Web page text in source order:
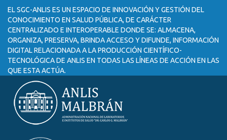
EL SGC-ANLIS ES UN ESPACIO DE INNOVACIÓN Y GESTIÓN DEL
CONOCIMIENTO EN SALUD PÚBLICA, DE CARÁCTER
CENTRALIZADO E INTEROPERABLE DONDE SE: ALMACENA,
ORGANIZA, PRESERVA, BRINDA ACCESO Y DIFUNDE, INFORMACIÓN
DIGITAL RELACIONADA A LA PRODUCCIÓN CIENTÍFICO-
TECNOLÓGICA DE ANLIS EN TODAS LAS LÍNEAS DE ACCIÓN EN LAS
QUE ESTA ACTÚA.